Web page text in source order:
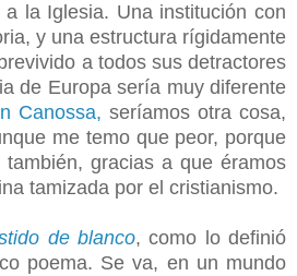
la Iglesia. Una institución con
y una estructura rígidamente
a todos sus detractores
de Europa sería muy diferente
Canossa, seríamos otra cosa,
me temo que peor, porque
también, gracias a que éramos
tamizada por el cristianismo.
de blanco, como lo definió
poema. Se va, en un mundo